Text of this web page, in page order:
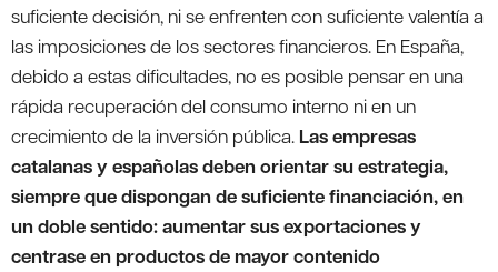
suficiente decisión, ni se enfrenten con suficiente valentía a
las imposiciones de los sectores financieros. En España,
debido a estas dificultades, no es posible pensar en una
rápida recuperación del consumo interno ni en un
crecimiento de la inversión pública. Las empresas
catalanas y españolas deben orientar su estrategia,
siempre que dispongan de suficiente financiación, en
un doble sentido: aumentar sus exportaciones y
centrase en productos de mayor contenido